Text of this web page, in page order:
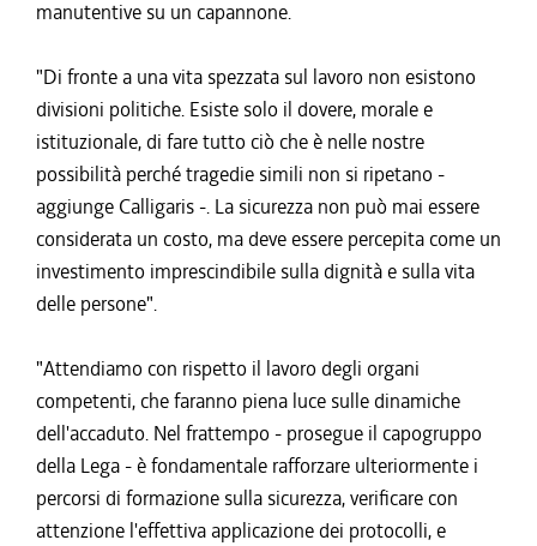
manutentive su un capannone.
"Di fronte a una vita spezzata sul lavoro non esistono
divisioni politiche. Esiste solo il dovere, morale e
istituzionale, di fare tutto ciò che è nelle nostre
possibilità perché tragedie simili non si ripetano -
aggiunge Calligaris -. La sicurezza non può mai essere
considerata un costo, ma deve essere percepita come un
investimento imprescindibile sulla dignità e sulla vita
delle persone".
"Attendiamo con rispetto il lavoro degli organi
competenti, che faranno piena luce sulle dinamiche
dell'accaduto. Nel frattempo - prosegue il capogruppo
della Lega - è fondamentale rafforzare ulteriormente i
percorsi di formazione sulla sicurezza, verificare con
attenzione l'effettiva applicazione dei protocolli, e